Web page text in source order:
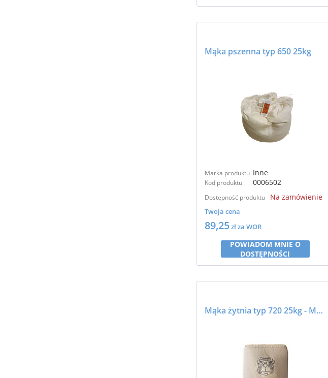
Mąka pszenna typ 650 25kg
Marka produktu Inne
Kod produktu 0006502
Dostępność produktu Na zamówienie
Twoja cena
89,25zł za WOR
POWIADOM MNIE O
DOSTĘPNOŚCI
Mąka żytnia typ 720 25kg - MŁYNPOL